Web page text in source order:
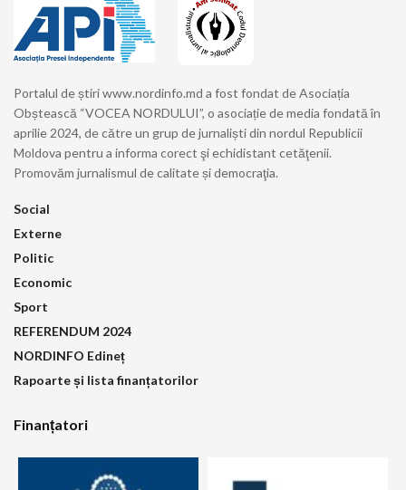
Portalul de știri www.nordinfo.md a fost fondat de Asociația
Obștească “VOCEA NORDULUI”, o asociație de media fondată în
aprilie 2024, de către un grup de jurnaliști din nordul Republicii
Moldova pentru a informa corect şi echidistant cetăţenii.
Promovăm jurnalismul de calitate și democraţia.
Social
Externe
Politic
Economic
Sport
REFERENDUM 2024
NORDINFO Edineț
Rapoarte și lista finanțatorilor
Finanțatori